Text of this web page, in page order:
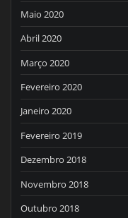
Maio 2020
Abril 2020
Março 2020
Fevereiro 2020
Janeiro 2020
Fevereiro 2019
Dezembro 2018
Novembro 2018
Outubro 2018